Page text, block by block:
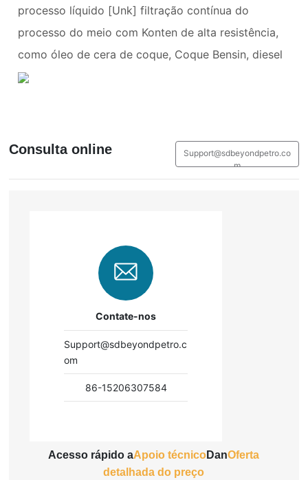
processo líquido [Unk] filtração contínua do
processo do meio com Konten de alta resistência,
como óleo de cera de coque, Coque Bensin, diesel
Consulta online
Support@sdbeyondpetro.co
m
Contate-nos
Support@sdbeyondpetro.c
om
86-15206307584
Acesso rápido aApoio técnicoDanOferta
detalhada do preço